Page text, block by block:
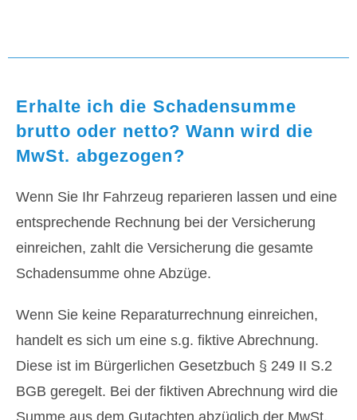
Erhalte ich die Schadensumme
brutto oder netto? Wann wird die
MwSt. abgezogen?
Wenn Sie Ihr Fahrzeug reparieren lassen und eine
entsprechende Rechnung bei der Versicherung
einreichen, zahlt die Versicherung die gesamte
Schadensumme ohne Abzüge.
Wenn Sie keine Reparaturrechnung einreichen,
handelt es sich um eine s.g. fiktive Abrechnung.
Diese ist im Bürgerlichen Gesetzbuch § 249 II S.2
BGB geregelt. Bei der fiktiven Abrechnung wird die
Summe aus dem Gutachten abzüglich der MwSt.